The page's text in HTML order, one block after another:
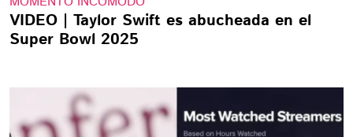
VIDEO | Taylor Swift es abucheada en el
Super Bowl 2025